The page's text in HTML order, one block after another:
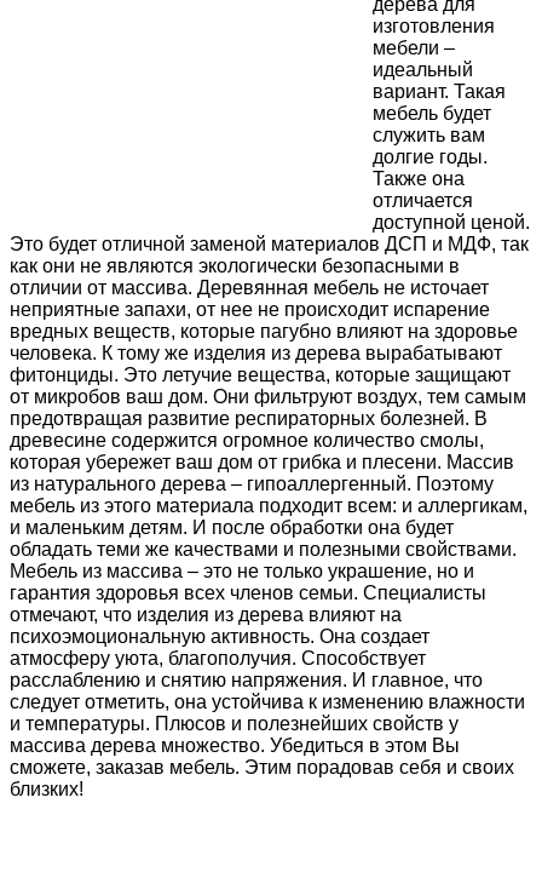
дерева для
изготовления
мебели –
идеальный
вариант. Такая
мебель будет
служить вам
долгие годы.
Также она
отличается
доступной ценой.
Это будет отличной заменой материалов ДСП и МДФ, так
как они не являются экологически безопасными в
отличии от массива. Деревянная мебель не источает
неприятные запахи, от нее не происходит испарение
вредных веществ, которые пагубно влияют на здоровье
человека. К тому же изделия из дерева вырабатывают
фитонциды. Это летучие вещества, которые защищают
от микробов ваш дом. Они фильтруют воздух, тем самым
предотвращая развитие респираторных болезней. В
древесине содержится огромное количество смолы,
которая убережет ваш дом от грибка и плесени. Массив
из натурального дерева – гипоаллергенный. Поэтому
мебель из этого материала подходит всем: и аллергикам,
и маленьким детям. И после обработки она будет
обладать теми же качествами и полезными свойствами.
Мебель из массива – это не только украшение, но и
гарантия здоровья всех членов семьи. Специалисты
отмечают, что изделия из дерева влияют на
психоэмоциональную активность. Она создает
атмосферу уюта, благополучия. Способствует
расслаблению и снятию напряжения. И главное, что
следует отметить, она устойчива к изменению влажности
и температуры. Плюсов и полезнейших свойств у
массива дерева множество. Убедиться в этом Вы
сможете, заказав мебель. Этим порадовав себя и своих
близких!